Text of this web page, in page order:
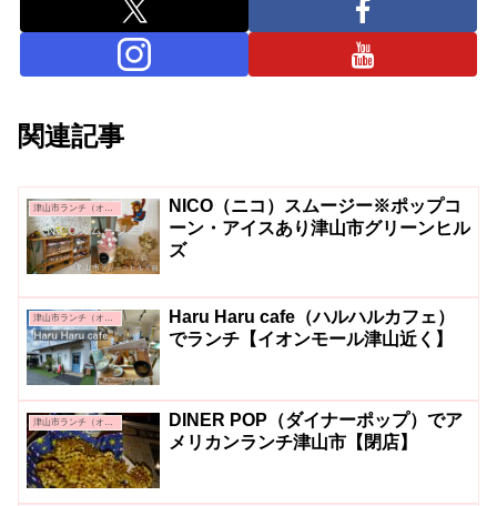
関連記事
NICO（ニコ）スムージー※ポップコ
ーン・アイスあり津山市グリーンヒル
ズ
津山市ランチ（オシャレ系・カフェ系）
Haru Haru cafe（ハルハルカフェ）
でランチ【イオンモール津山近く】
津山市ランチ（オシャレ系・カフェ系）
DINER POP（ダイナーポップ）でア
メリカンランチ津山市【閉店】